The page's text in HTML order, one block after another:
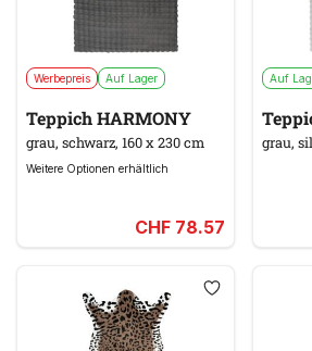
Werbepreis Auf Lager
Teppich HARMONY
grau, schwarz, 160 x 230 cm
Weitere Optionen erhältlich
CHF 78.57
Auf
grau,